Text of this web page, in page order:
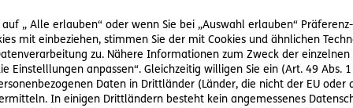
„ Alle erlauben“ oder wenn Sie bei „Auswahl erlauben“
mit einbeziehen, stimmen Sie der mit Cookies und ähnlichen
zu. Nähere Informationen zum Zweck der einzelnen
Einstelllungen anpassen“. Gleichzeitig willigen Sie ein (Art. 49 Abs. 1
Daten in Drittländer (Länder, die nicht der EU oder
In einigen Drittländern besteht kein angemessenes
eine Kreuzfahrt der Extraklasse: Am 06.01.2010 um 07:05
Ushuaia (Argentinien) und dann mit dem Schiff in die
Der Reisepreis beträgt EUR 29.070. Am Abend vor
sich bereits ab 23:00 Uhr Belag auf den Flughafenpisten